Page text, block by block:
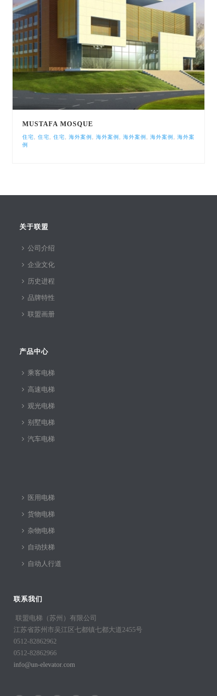
MUSTAFA MOSQUE
住宅 住宅 住宅 海外案例 海外案例 海外案例 海外案例
海外案
例
关于联盟
公司介绍
企业文化
历史进程
品牌特性
联盟画册
产品中心
乘客电梯
高速电梯
观光电梯
别墅电梯
汽车电梯
医用电梯
货物电梯
杂物电梯
自动扶梯
自动人行道
联系我们
联盟电梯（苏州）有限公司
江苏省苏州市吴江区七都镇七都大道2455号
0512-82862962
0512-82862966
info@un-elevator.com